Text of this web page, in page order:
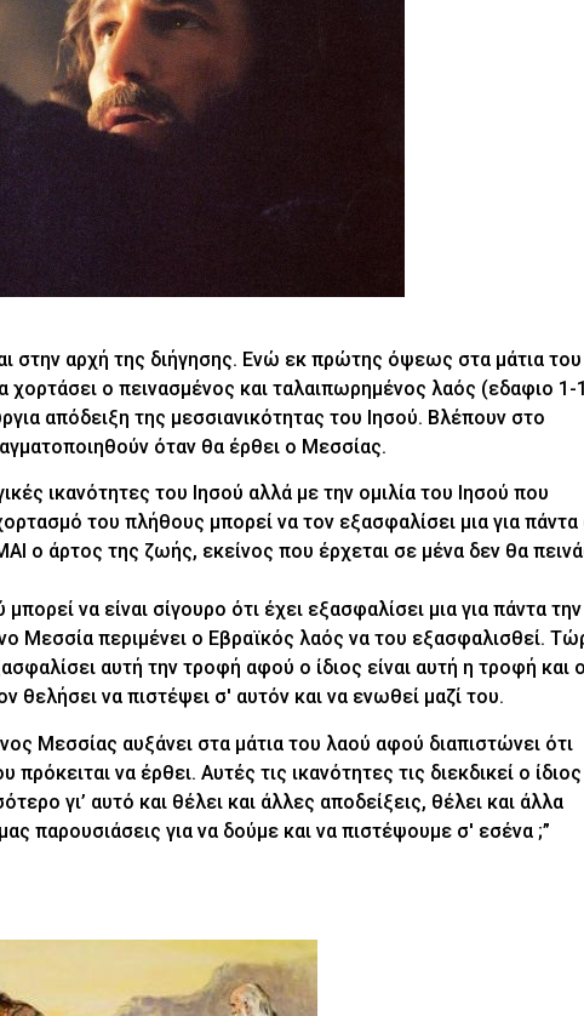
στην αρχή της διήγησης. Ενώ εκ πρώτης όψεως στα μάτια του
χορτάσει ο πεινασμένος και ταλαιπωρημένος λαός (εδαφιο 1-
απόδειξη της μεσσιανικότητας του Ιησού. Βλέπουν στο
όταν θα έρθει ο Μεσσίας.
ικανότητες του Ιησού αλλά με την ομιλία του Ιησού που
του πλήθους μπορεί να τον εξασφαλίσει μια για πάντα
ο άρτος της ζωής, εκείνος που έρχεται σε μένα δεν θα
να είναι σίγουρο ότι έχει εξασφαλίσει μια για πάντα την
Μεσσία περιμένει ο Εβραϊκός λαός να του εξασφαλισθεί.
αυτή την τροφή αφού ο ίδιος είναι αυτή η τροφή και ο
θελήσει να πιστέψει σ' αυτόν και να ενωθεί μαζί του.
Μεσσίας αυξάνει στα μάτια του λαού αφού διαπιστώνει ότι
να έρθει. Αυτές τις ικανότητες τις διεκδικεί ο ίδιος
γι’ αυτό και θέλει και άλλες αποδείξεις, θέλει και άλλα
παρουσιάσεις για να δούμε και να πιστέψουμε σ' εσένα ;”